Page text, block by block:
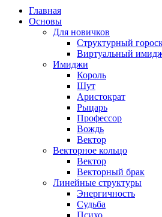
Главная
Основы
Для новичков
Структурный
Виртуальный
Имиджи
Король
Шут
Аристократ
Рыцарь
Профессор
Вождь
Вектор
Векторное кольцо
Вектор
Векторный брак
Линейные структуры
Энергичность
Судьба
Психо